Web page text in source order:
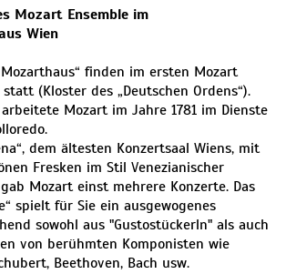
Mozart Ensemble im
Wien
finden im ersten Mozart
(Kloster des „Deutschen Ordens“).
Mozart im Jahre 1781 im Dienste
dem ältesten Konzertsaal Wiens, mit
Fresken im Stil Venezianischer
Mozart einst mehrere Konzerte. Das
spielt für Sie ein ausgewogenes
sowohl aus "Gustostückerln" als auch
von berühmten Komponisten wie
Beethoven, Bach usw.